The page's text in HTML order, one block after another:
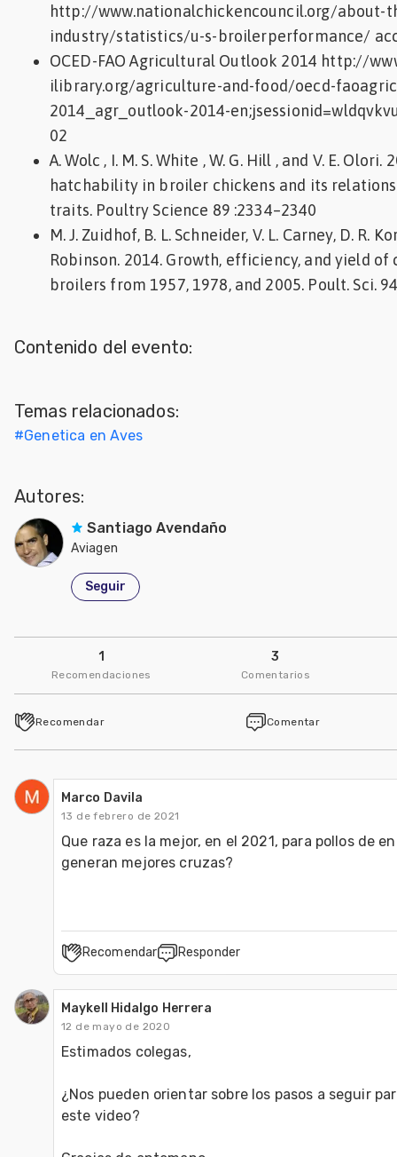
http://www.nationalchickencouncil.org/about-
industry/statistics/u-s-broilerperformance/
OCED-FAO Agricultural Outlook 2014 http://
ilibrary.org/agriculture-and-food/oecd-
2014_agr_outlook-2014-
02
A. Wolc , I. M. S. White , W. G. Hill , and V. E.
hatchability in broiler chickens and its
traits. Poultry Science 89 :2334–2340
M. J. Zuidhof, B. L. Schneider, V. L. Carney, D. R.
Robinson. 2014. Growth, efficiency, and yield
broilers from 1957, 1978, and 2005. Poult. Sci.
Contenido del evento:
Temas relacionados:
#Genetica en Aves
Autores:
Santiago Avendaño
Aviagen
Seguir
1
Recomendaciones
3
Comentarios
Recomendar Comentar
Marco Davila
13 de febrero de 2021
Que raza es la mejor, en el 2021, para pollos de
generan mejores cruzas?
Recomendar Responder
Maykell Hidalgo Herrera
12 de mayo de 2020
Estimados colegas,
¿Nos pueden orientar sobre los pasos a seguir
este video?